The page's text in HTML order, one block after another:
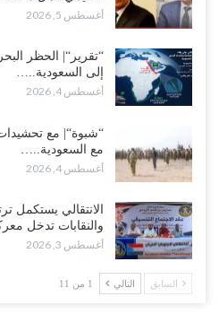
أغسطس 5, 2026
“تقرير“| الحظر
إلى السعودية..…
أغسطس 4, 2026
“شبوة“| مع
مع السعودية..…
أغسطس 4, 2026
الانتقالي
والنقابات تدخل
أغسطس 3, 2026
السابق التالي 1 من 11